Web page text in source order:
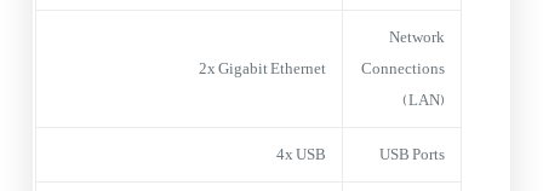
Network
Connections
(LAN)
2x Gigabit Ethernet
USB Ports
4x USB